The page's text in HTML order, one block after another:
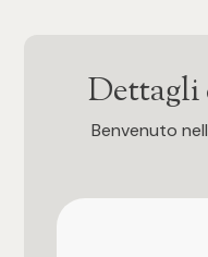
Benvenuto